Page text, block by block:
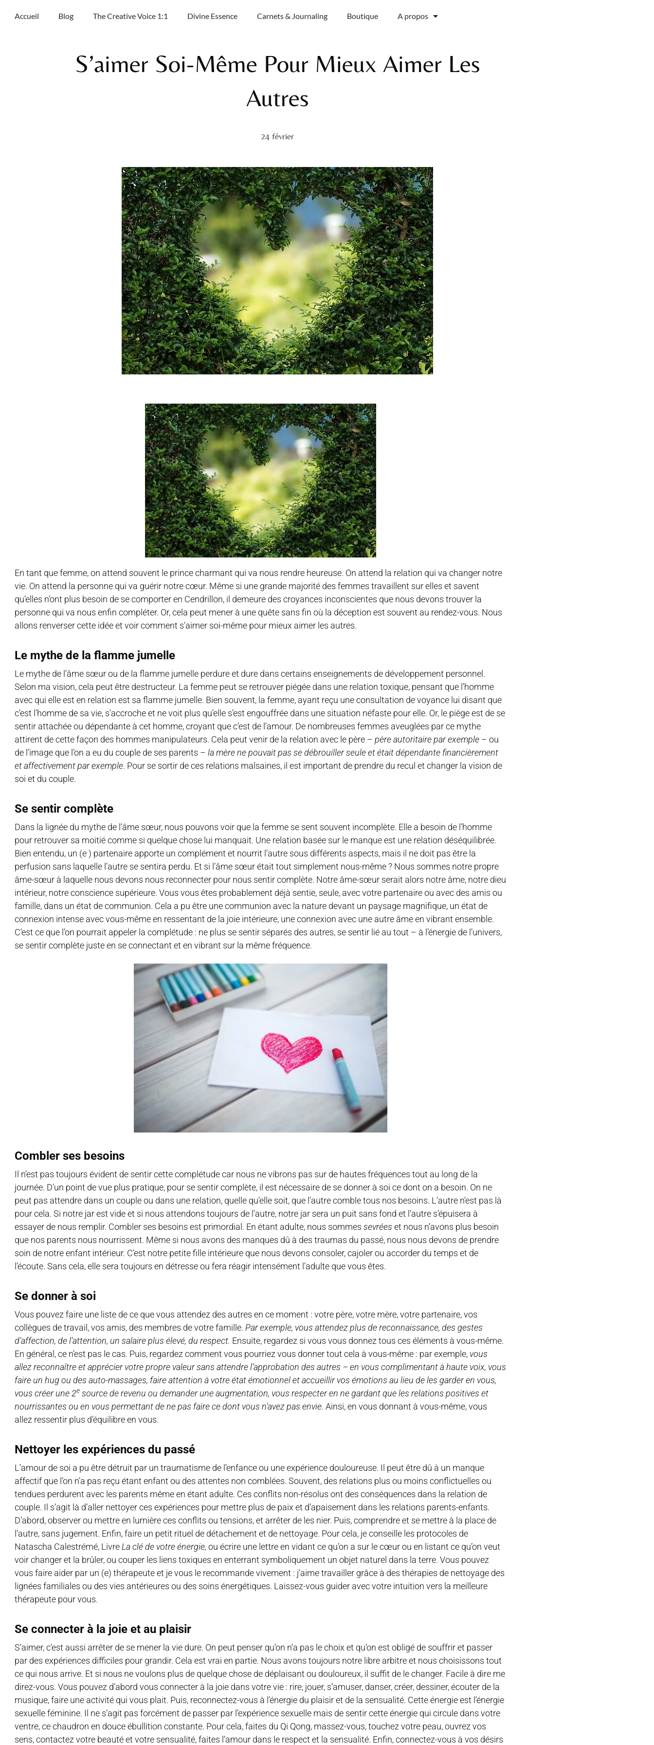
Accueil Blog The Creative Voice 1:1 Divine Essence Carnets & Journaling Boutique A propos
S’aimer Soi-Même Pour Mieux Aimer Les
Autres
24 février
En tant que femme, on attend souvent le prince charmant qui va nous rendre heureuse. On attend la relation qui va changer notre
vie. On attend la personne qui va guérir notre cœur. Même si une grande majorité des femmes travaillent sur elles et savent
qu’elles n’ont plus besoin de se comporter en Cendrillon, il demeure des croyances inconscientes que nous devons trouver la
personne qui va nous enfin compléter. Or, cela peut mener à une quête sans fin où la déception est souvent au rendez-vous. Nous
allons renverser cette idée et voir comment s’aimer soi-même pour mieux aimer les autres.
Le mythe de la flamme jumelle
Le mythe de l’âme sœur ou de la flamme jumelle perdure et dure dans certains enseignements de développement personnel.
Selon ma vision, cela peut être destructeur. La femme peut se retrouver piégée dans une relation toxique, pensant que l’homme
avec qui elle est en relation est sa flamme jumelle. Bien souvent, la femme, ayant reçu une consultation de voyance lui disant que
c’est l’homme de sa vie, s’accroche et ne voit plus qu’elle s’est engouffrée dans une situation néfaste pour elle. Or, le piège est de se
sentir attachée ou dépendante à cet homme, croyant que c’est de l’amour. De nombreuses femmes aveuglées par ce mythe
attirent de cette façon des hommes manipulateurs. Cela peut venir de la relation avec le père – père autoritaire par exemple – ou
de l’image que l’on a eu du couple de ses parents – la mère ne pouvait pas se débrouiller seule et était dépendante financièrement
et affectivement par exemple. Pour se sortir de ces relations malsaines, il est important de prendre du recul et changer la vision de
soi et du couple.
Se sentir complète
Dans la lignée du mythe de l’âme sœur, nous pouvons voir que la femme se sent souvent incomplète. Elle a besoin de l’homme
pour retrouver sa moitié comme si quelque chose lui manquait. Une relation basée sur le manque est une relation déséquilibrée.
Bien entendu, un (e ) partenaire apporte un complément et nourrit l’autre sous différents aspects, mais il ne doit pas être la
perfusion sans laquelle l’autre se sentira perdu. Et si l’âme sœur était tout simplement nous-même ? Nous sommes notre propre
âme-sœur à laquelle nous devons nous reconnecter pour nous sentir complète. Notre âme-sœur serait alors notre âme, notre dieu
intérieur, notre conscience supérieure. Vous vous êtes probablement déjà sentie, seule, avec votre partenaire ou avec des amis ou
famille, dans un état de communion. Cela a pu être une communion avec la nature devant un paysage magnifique, un état de
connexion intense avec vous-même en ressentant de la joie intérieure, une connexion avec une autre âme en vibrant ensemble.
C’est ce que l’on pourrait appeler la complétude : ne plus se sentir séparés des autres, se sentir lié au tout – à l’énergie de l’univers,
se sentir complète juste en se connectant et en vibrant sur la même fréquence.
Combler ses besoins
Il n’est pas toujours évident de sentir cette complétude car nous ne vibrons pas sur de hautes fréquences tout au long de la
journée. D’un point de vue plus pratique, pour se sentir complète, il est nécessaire de se donner à soi ce dont on a besoin. On ne
peut pas attendre dans un couple ou dans une relation, quelle qu’elle soit, que l’autre comble tous nos besoins. L’autre n’est pas là
pour cela. Si notre jar est vide et si nous attendons toujours de l’autre, notre jar sera un puit sans fond et l’autre s’épuisera à
essayer de nous remplir. Combler ses besoins est primordial. En étant adulte, nous sommes sevrées et nous n’avons plus besoin
que nos parents nous nourrissent. Même si nous avons des manques dû à des traumas du passé, nous nous devons de prendre
soin de notre enfant intérieur. C’est notre petite fille intérieure que nous devons consoler, cajoler ou accorder du temps et de
l’écoute. Sans cela, elle sera toujours en détresse ou fera réagir intensément l’adulte que vous êtes.
Se donner à soi
Vous pouvez faire une liste de ce que vous attendez des autres en ce moment : votre père, votre mère, votre partenaire, vos
collègues de travail, vos amis, des membres de votre famille. Par exemple, vous attendez plus de reconnaissance, des gestes
d’affection, de l’attention, un salaire plus élevé, du respect. Ensuite, regardez si vous vous donnez tous ces éléments à vous-même.
En général, ce n’est pas le cas. Puis, regardez comment vous pourriez vous donner tout cela à vous-même : par exemple, vous
allez reconnaître et apprécier votre propre valeur sans attendre l’approbation des autres – en vous complimentant à haute voix, vous
faire un hug ou des auto-massages, faire attention à votre état émotionnel et accueillir vos émotions au lieu de les garder en vous,
vous créer une 2e source de revenu ou demander une augmentation, vous respecter en ne gardant que les relations positives et
nourrissantes ou en vous permettant de ne pas faire ce dont vous n’avez pas envie. Ainsi, en vous donnant à vous-même, vous
allez ressentir plus d’équilibre en vous.
Nettoyer les expériences du passé
L’amour de soi a pu être détruit par un traumatisme de l’enfance ou une expérience douloureuse. Il peut être dû à un manque
affectif que l’on n’a pas reçu étant enfant ou des attentes non comblées. Souvent, des relations plus ou moins conflictuelles ou
tendues perdurent avec les parents même en étant adulte. Ces conflits non-résolus ont des conséquences dans la relation de
couple. Il s’agit là d’aller nettoyer ces expériences pour mettre plus de paix et d’apaisement dans les relations parents-enfants.
D’abord, observer ou mettre en lumière ces conflits ou tensions, et arrêter de les nier. Puis, comprendre et se mettre à la place de
l’autre, sans jugement. Enfin, faire un petit rituel de détachement et de nettoyage. Pour cela, je conseille les protocoles de
Natascha Calestrémé, Livre La clé de votre énergie, ou écrire une lettre en vidant ce qu’on a sur le cœur ou en listant ce qu’on veut
voir changer et la brûler, ou couper les liens toxiques en enterrant symboliquement un objet naturel dans la terre. Vous pouvez
vous faire aider par un (e) thérapeute et je vous le recommande vivement : j’aime travailler grâce à des thérapies de nettoyage des
lignées familiales ou des vies antérieures ou des soins énergétiques. Laissez-vous guider avec votre intuition vers la meilleure
thérapeute pour vous.
Se connecter à la joie et au plaisir
S’aimer, c’est aussi arrêter de se mener la vie dure. On peut penser qu’on n’a pas le choix et qu’on est obligé de souffrir et passer
par des expériences difficiles pour grandir. Cela est vrai en partie. Nous avons toujours notre libre arbitre et nous choisissons tout
ce qui nous arrive. Et si nous ne voulons plus de quelque chose de déplaisant ou douloureux, il suffit de le changer. Facile à dire me
direz-vous. Vous pouvez d’abord vous connecter à la joie dans votre vie : rire, jouer, s’amuser, danser, créer, dessiner, écouter de la
musique, faire une activité qui vous plait. Puis, reconnectez-vous à l’énergie du plaisir et de la sensualité. Cette énergie est l’énergie
sexuelle féminine. Il ne s’agit pas forcément de passer par l’expérience sexuelle mais de sentir cette énergie qui circule dans votre
ventre, ce chaudron en douce ébullition constante. Pour cela, faites du Qi Qong, massez-vous, touchez votre peau, ouvrez vos
sens, contactez votre beauté et votre sensualité, faites l’amour dans le respect et la sensualité. Enfin, connectez-vous à vos désirs